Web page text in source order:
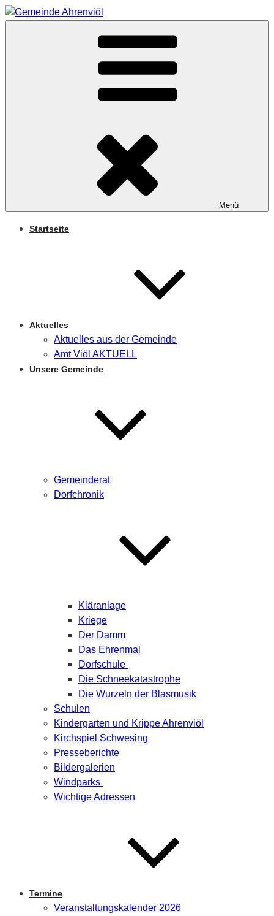
Zum
GEMEINDE
AHRENVIÖL
Menü
Startseite
Aktuelles
Aktuelles aus der Gemeinde
Amt Viöl AKTUELL
Unsere Gemeinde
Gemeinderat
Dorfchronik
Kläranlage
Kriege
Der Damm
Das Ehrenmal
Dorfschule
Die Schneekatastrophe
Die Wurzeln der Blasmusik
Schulen
Kindergarten und Krippe Ahrenviöl
Kirchspiel Schwesing
Presseberichte
Bildergalerien
Windparks
Wichtige Adressen
Termine
Veranstaltungskalender 2026